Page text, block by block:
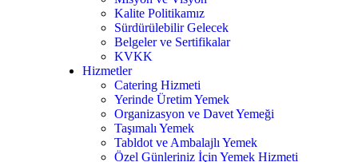
Kalite Politikamız
Sürdürülebilir Gelecek
Belgeler ve Sertifikalar
KVKK
Hizmetler
Catering Hizmeti
Yerinde Üretim Yemek
Organizasyon ve Davet Yemeği
Taşımalı Yemek
Tabldot ve Ambalajlı Yemek
Özel Günleriniz İçin Yemek Hizmeti